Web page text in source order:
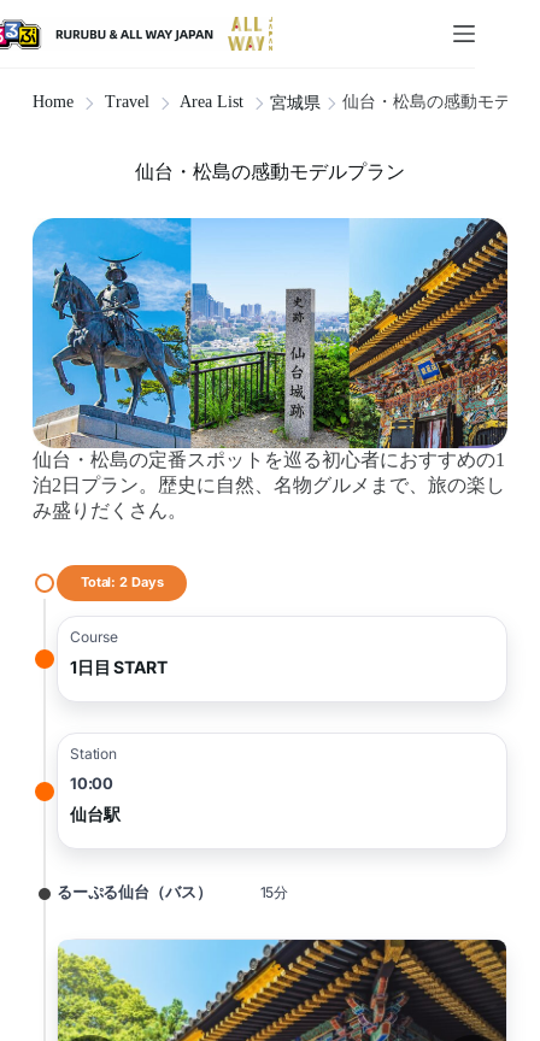
Home Travel Area List 宮城県 仙台・松島の感動モデル
仙台・松島の感動モデルプラン
仙台・松島の定番スポットを巡る初心者におすすめの1
泊2日プラン。歴史に自然、名物グルメまで、旅の楽し
み盛りだくさん。
Total: 2 Days
Course
1日目 START
Station
10:00
仙台駅
るーぷる仙台（バス） 15分